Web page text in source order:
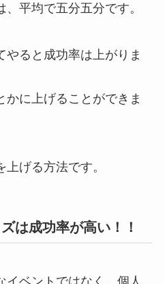
平均で五分五分です。
やると成功率は上がりま
かに上げることができま
げる方法です。
は成功率が高い！！
イベントではなく、個人